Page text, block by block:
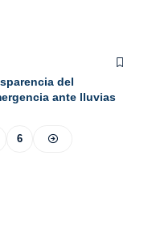
del
ante lluvias
6